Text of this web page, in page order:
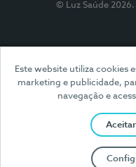
Este website utiliza cookies
marketing e publicidade,
navegação e
© Luz Saúde